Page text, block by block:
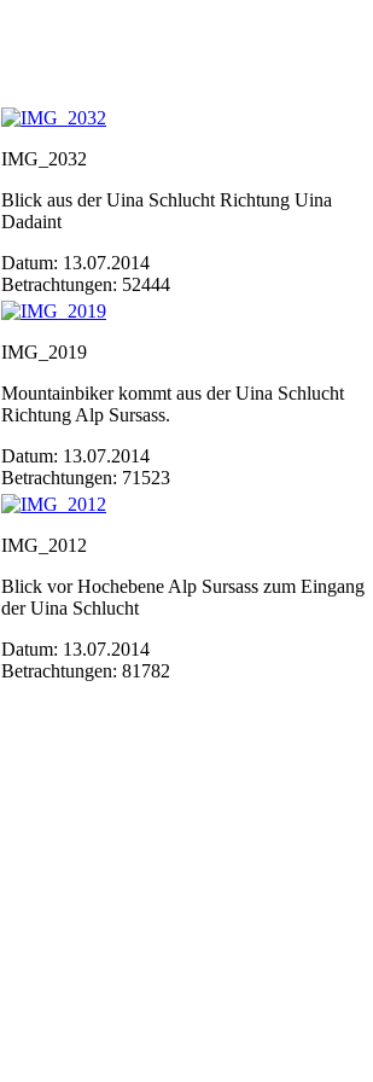
IMG_2032
Blick aus der Uina Schlucht Richtung Uina
Dadaint
Datum: 13.07.2014
Betrachtungen: 52444
IMG_2019
Mountainbiker kommt aus der Uina Schlucht
Richtung Alp Sursass.
Datum: 13.07.2014
Betrachtungen: 71523
IMG_2012
Blick vor Hochebene Alp Sursass zum Eingang
der Uina Schlucht
Datum: 13.07.2014
Betrachtungen: 81782